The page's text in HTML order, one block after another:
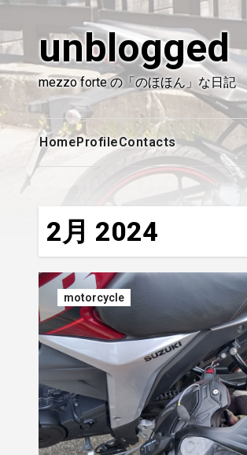
容
を
ス
ッ
unblogged
mezzo forte の「のほほん」な日記
HomeProfileContacts
2月 2024
motorcycle